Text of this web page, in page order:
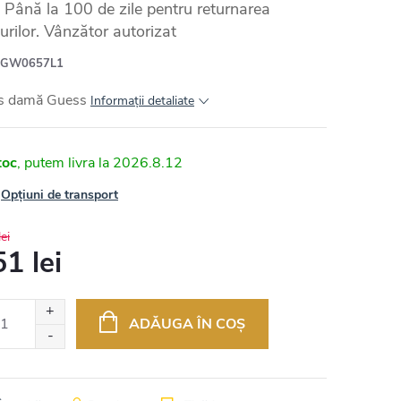
Până la 100 de zile pentru returnarea
Vânzător autorizat
GW0657L1
damă Guess Informaţii detaliate
2026.8.12
Opțiuni de transport
lei
ADĂUGA ÎN COŞ